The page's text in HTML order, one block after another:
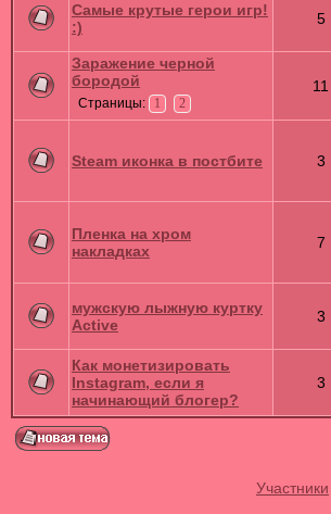
Самые крутые герои игр!
:)
5
Заражение черной
бородой
Страницы: 1 2
11
Steam иконка в постбите 3
Пленка на хром
накладках
7
мужскую лыжную куртку
Active
3
Как монетизировать
Instagram, если я
начинающий блогер?
3
Участники